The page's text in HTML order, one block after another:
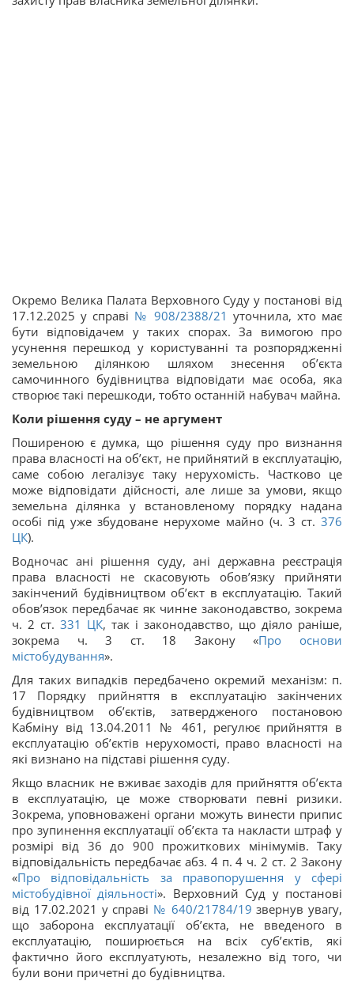
Окремо Велика Палата Верховного Суду у постанові від
17.12.2025 у справі № 908/2388/21 уточнила, хто має
бути відповідачем у таких спорах. За вимогою про
усунення перешкод у користуванні та розпорядженні
земельною ділянкою шляхом знесення об’єкта
самочинного будівництва відповідати має особа, яка
створює такі перешкоди, тобто останній набувач майна.
Коли рішення суду – не аргумент
Поширеною є думка, що рішення суду про визнання
права власності на об’єкт, не прийнятий в експлуатацію,
саме собою легалізує таку нерухомість. Частково це
може відповідати дійсності, але лише за умови, якщо
земельна ділянка у встановленому порядку надана
особі під уже збудоване нерухоме майно (ч. 3 ст. 376
ЦК).
Водночас ані рішення суду, ані державна реєстрація
права власності не скасовують обов’язку прийняти
закінчений будівництвом об’єкт в експлуатацію. Такий
обов’язок передбачає як чинне законодавство, зокрема
ч. 2 ст. 331 ЦК, так і законодавство, що діяло раніше,
зокрема ч. 3 ст. 18 Закону «Про основи
містобудування».
Для таких випадків передбачено окремий механізм: п.
17 Порядку прийняття в експлуатацію закінчених
будівництвом об’єктів, затвердженого постановою
Кабміну від 13.04.2011 № 461, регулює прийняття в
експлуатацію об’єктів нерухомості, право власності на
які визнано на підставі рішення суду.
Якщо власник не вживає заходів для прийняття об’єкта
в експлуатацію, це може створювати певні ризики.
Зокрема, уповноважені органи можуть винести припис
про зупинення експлуатації об’єкта та накласти штраф у
розмірі від 36 до 900 прожиткових мінімумів. Таку
відповідальність передбачає абз. 4 п. 4 ч. 2 ст. 2 Закону
«Про відповідальність за правопорушення у сфері
містобудівної діяльності». Верховний Суд у постанові
від 17.02.2021 у справі № 640/21784/19 звернув увагу,
що заборона експлуатації об’єкта, не введеного в
експлуатацію, поширюється на всіх суб’єктів, які
фактично його експлуатують, незалежно від того, чи
були вони причетні до будівництва.